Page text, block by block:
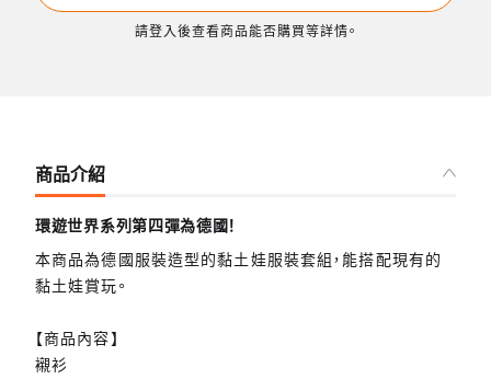
請登入後查看商品能否購買等詳情。
商品介紹
環遊世界系列第四彈為德國！
本商品為德國服裝造型的黏土娃服裝套組，能搭配現有的
黏土娃賞玩。
【商品內容】
襯衫